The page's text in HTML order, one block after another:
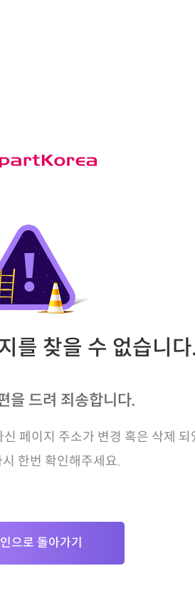
를 찾을 수 없습니다.
을 드려 죄송합니다.
페이지 주소가 변경 혹은 삭제 되
한번 확인해주세요.
으로 돌아가기